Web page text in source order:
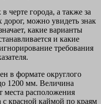
черте города, а также за
дорог, можно увидеть знак
какие варианты
и какие
требования
в формате округлого
1200 мм. Величина
места расположения
с красной каймой по краям